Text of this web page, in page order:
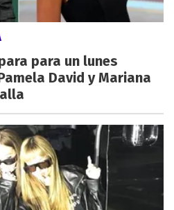
para un lunes
David y Mariana